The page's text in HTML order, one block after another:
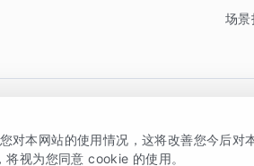
场景
SDK相关说明 京ICP备15038330号
对本网站的使用情况，这将改善您今后
将视为您同意 cookie 的使用。